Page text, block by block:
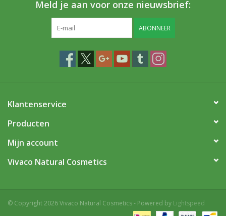
Meld je aan voor onze nieuwsbrief:
ABONNEER
Klantenservice
Producten
Mijn account
Vivaco Natural Cosmetics
© Copyright 2026 Vivaco Natural Cosmetics - Powered by Lightspeed